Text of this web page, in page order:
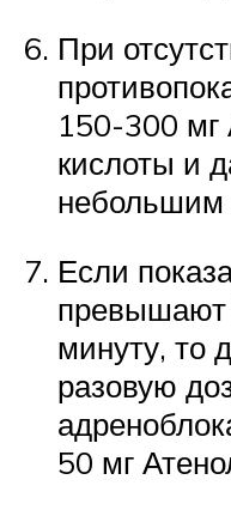
При
150-300 мг
кислоты и
небольшим
Если
превышают
минуту, то
разовую
50 мг